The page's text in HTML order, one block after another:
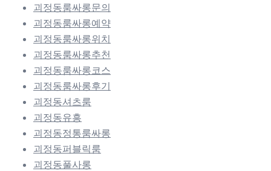
괴정동룸싸롱문의
괴정동룸싸롱예약
괴정동룸싸롱위치
괴정동룸싸롱추천
괴정동룸싸롱코스
괴정동룸싸롱후기
괴정동셔츠룸
괴정동유흥
괴정동정통룸싸롱
괴정동퍼블릭룸
괴정동풀사롱